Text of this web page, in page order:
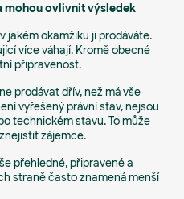
mohou ovlivnit výsledek
jakém okamžiku ji prodáváte.
více váhají. Kromě obecné
připravenost.
prodávat dřív, než má vše
vyřešený právní stav, nejsou
technickém stavu. To může
zájemce.
přehledné, připravené a
straně často znamená menší